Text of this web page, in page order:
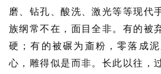
磨、钻孔、酸洗、激光等等现代
族纲常不在，面目全非。有的被
硬；有的被碾为齑粉，零落成
心，雕得似是而非。长此以往，